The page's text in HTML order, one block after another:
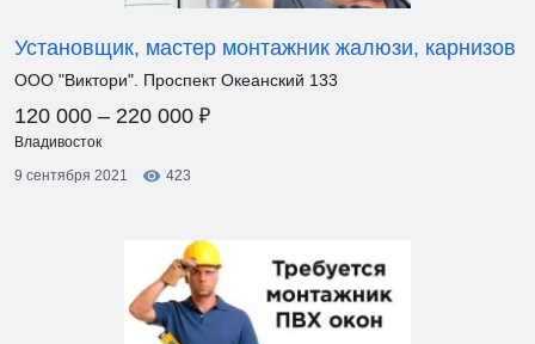
Установщик, мастер монтажник жалюзи, карнизов
ООО "Виктори". Проспект Океанский 133
120 000 – 220 000 ₽
Владивосток
9 сентября 2021
423